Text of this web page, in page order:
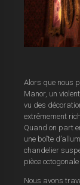
Alors que nous
Manor, un
vu des
extrêmement
Quand on part
une boîte
chandelier
pièce
Nous avons